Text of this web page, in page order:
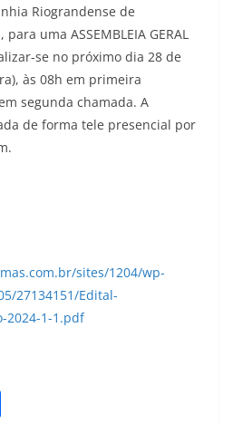
Riograndense de
uma ASSEMBLEIA GERAL
se no próximo dia 28 de
às 08h em primeira
segunda chamada. A
de forma tele presencial por
sites/1204/wp-
27134151/Edital-
2024-1-1.pdf